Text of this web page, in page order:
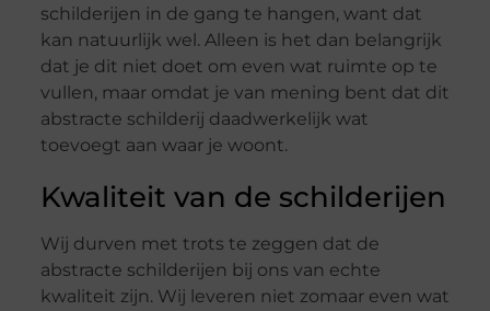
schilderijen in de gang te hangen, want dat
kan natuurlijk wel. Alleen is het dan belangrijk
dat je dit niet doet om even wat ruimte op te
vullen, maar omdat je van mening bent dat dit
abstracte schilderij daadwerkelijk wat
toevoegt aan waar je woont.
Kwaliteit van de schilderijen
Wij durven met trots te zeggen dat de
abstracte schilderijen bij ons van echte
kwaliteit zijn. Wij leveren niet zomaar even wat